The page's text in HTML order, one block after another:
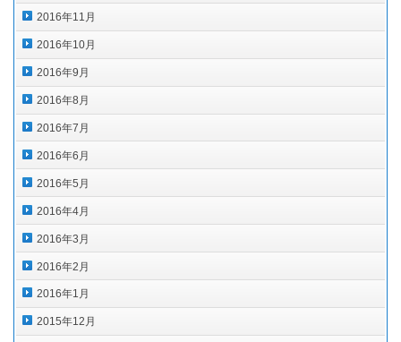
2016年11月
2016年10月
2016年9月
2016年8月
2016年7月
2016年6月
2016年5月
2016年4月
2016年3月
2016年2月
2016年1月
2015年12月